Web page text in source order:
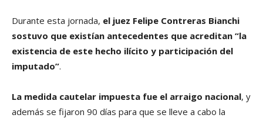
Durante esta jornada, el juez Felipe Contreras Bianchi
sostuvo que existían antecedentes que acreditan “la
existencia de este hecho ilícito y participación del
imputado”.
La medida cautelar impuesta fue el arraigo nacional, y
además se fijaron 90 días para que se lleve a cabo la